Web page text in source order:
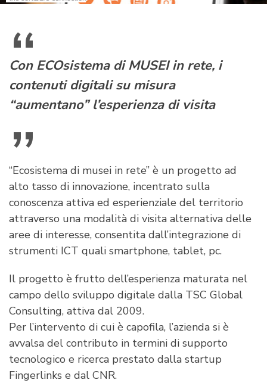
Con ECOsistema di MUSEI in rete, i
contenuti digitali su misura
“aumentano” l’esperienza di visita
“Ecosistema di musei in rete” è un progetto ad
alto tasso di innovazione, incentrato sulla
conoscenza attiva ed esperienziale del territorio
attraverso una modalità di visita alternativa delle
aree di interesse, consentita dall’integrazione di
strumenti ICT quali smartphone, tablet, pc.
Il progetto è frutto dell’esperienza maturata nel
campo dello sviluppo digitale dalla TSC Global
Consulting, attiva dal 2009.
Per l’intervento di cui è capofila, l’azienda si è
avvalsa del contributo in termini di supporto
tecnologico e ricerca prestato dalla startup
Fingerlinks e dal CNR.